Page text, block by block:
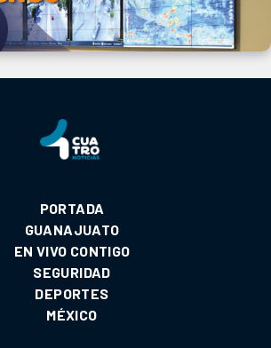
PORTADA
GUANAJUATO
EN VIVO CONTIGO
SEGURIDAD
DEPORTES
MÉXICO